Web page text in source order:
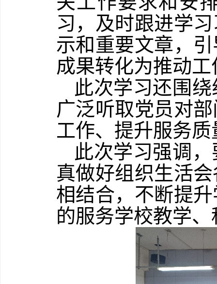
习，及时跟进学
示和重要文章，
成果转化为推动
此次学习还围
广泛听取党员对
工作、提升服务
此次学习强调
真做好组织生活
相结合，不断提
的服务学校教学